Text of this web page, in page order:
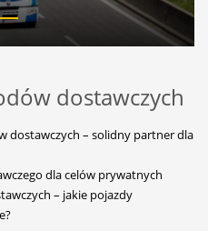
dostawczych
dostawczych – solidny partner dla
dla celów prywatnych
– jakie pojazdy